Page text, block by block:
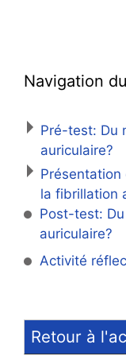
Navigation
Pré-test: Du
auriculaire?
la fibrillation
Post-test:
auriculaire?
Activité
Retour à